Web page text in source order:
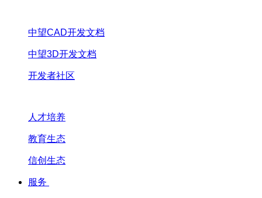
中望CAD开发文档
中望3D开发文档
开发者社区
人才培养
教育生态
信创生态
服务